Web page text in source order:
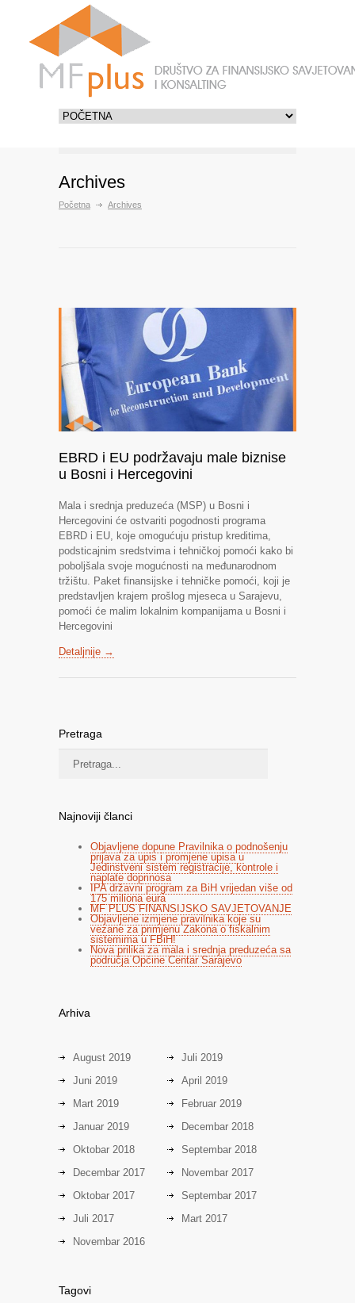
Archives
Početna Archives
EBRD i EU podržavaju male biznise
u Bosni i Hercegovini
Mala i srednja preduzeća (MSP) u Bosni i
Hercegovini će ostvariti pogodnosti programa
EBRD i EU, koje omogućuju pristup kreditima,
podsticajnim sredstvima i tehničkoj pomoći kako bi
poboljšala svoje mogućnosti na međunarodnom
tržištu. Paket finansijske i tehničke pomoći, koji je
predstavljen krajem prošlog mjeseca u Sarajevu,
pomoći će malim lokalnim kompanijama u Bosni i
Hercegovini
Detaljnije →
Pretraga
Najnoviji članci
Objavljene dopune Pravilnika o podnošenju
prijava za upis i promjene upisa u
Jedinstveni sistem registracije, kontrole i
naplate doprinosa
IPA državni program za BiH vrijedan više od
175 miliona eura
MF PLUS FINANSIJSKO SAVJETOVANJE
Objavljene izmjene pravilnika koje su
vezane za primjenu Zakona o fiskalnim
sistemima u FBiH!
Nova prilika za mala i srednja preduzeća sa
područja Općine Centar Sarajevo
Arhiva
August 2019
Juli 2019
Juni 2019
April 2019
Mart 2019
Februar 2019
Januar 2019
Decembar 2018
Oktobar 2018
Septembar 2018
Decembar 2017
Novembar 2017
Oktobar 2017
Septembar 2017
Juli 2017
Mart 2017
Novembar 2016
Tagovi